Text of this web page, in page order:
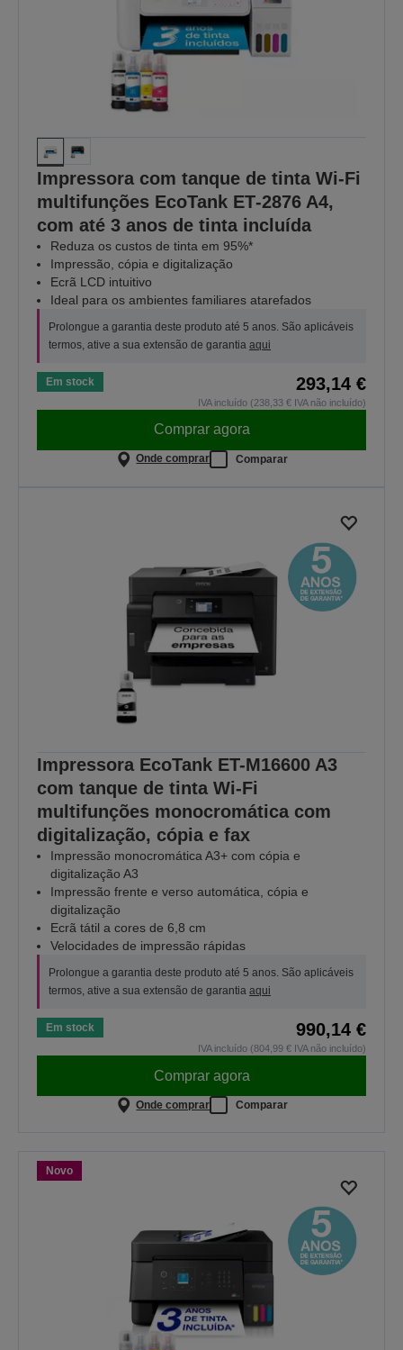
Impressora com tanque de tinta Wi-Fi
multifunções EcoTank ET‑2876 A4,
com até 3 anos de tinta incluída
Reduza os custos de tinta em 95%*
Impressão, cópia e digitalização
Ecrã LCD intuitivo
Ideal para os ambientes familiares atarefados
Prolongue a garantia deste produto até 5 anos. São aplicáveis
termos, ative a sua extensão de garantia aqui
Em stock 293,14 €
IVA incluído (238,33 € IVA não incluído)
Comprar agora
Onde comprar Comparar
Impressora EcoTank ET-M16600 A3
com tanque de tinta Wi-Fi
multifunções monocromática com
digitalização, cópia e fax
Impressão monocromática A3+ com cópia e
digitalização A3
Impressão frente e verso automática, cópia e
digitalização
Ecrã tátil a cores de 6,8 cm
Velocidades de impressão rápidas
Prolongue a garantia deste produto até 5 anos. São aplicáveis
termos, ative a sua extensão de garantia aqui
Em stock 990,14 €
IVA incluído (804,99 € IVA não incluído)
Comprar agora
Onde comprar Comparar
Novo